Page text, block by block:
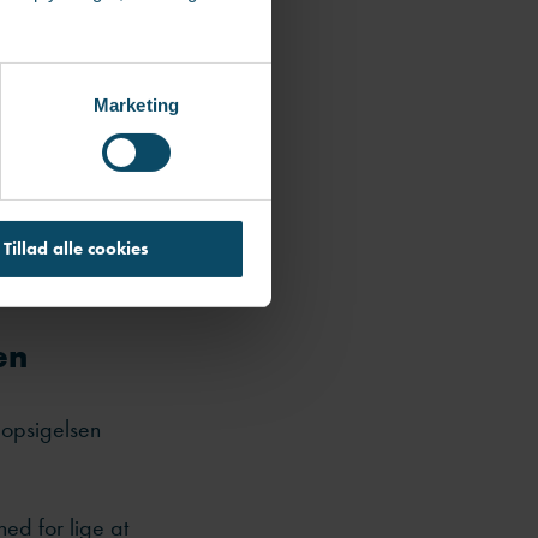
Marketing
Tillad alle cookies
for at gå i
samme dag,
i forvejen
hun.
for lige at